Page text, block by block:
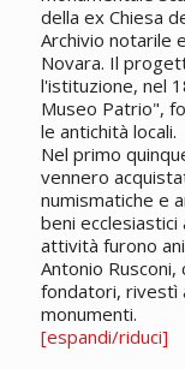
della ex Chiesa
Archivio notarile
Novara. Il
l'istituzione, nel
Museo Patrio",
le antichità locali.
Nel primo
vennero
numismatiche e
beni ecclesiastici
attività furono
Antonio
fondatori, rivestì
monumenti.
[espandi/riduci]